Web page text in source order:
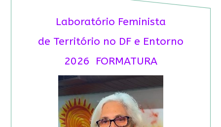
Laboratório Feminista
de Território no DF e Entorno
2026 FORMATURA